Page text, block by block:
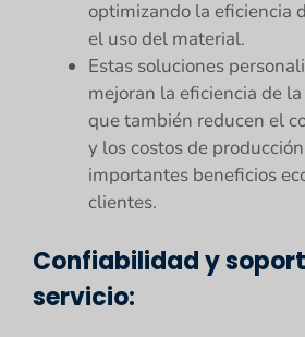
optimizando la eficiencia
el uso del material.
Estas soluciones
mejoran la eficiencia de
que también reducen el
y los costos de
importantes beneficios
clientes.
Confiabilidad y
servicio: